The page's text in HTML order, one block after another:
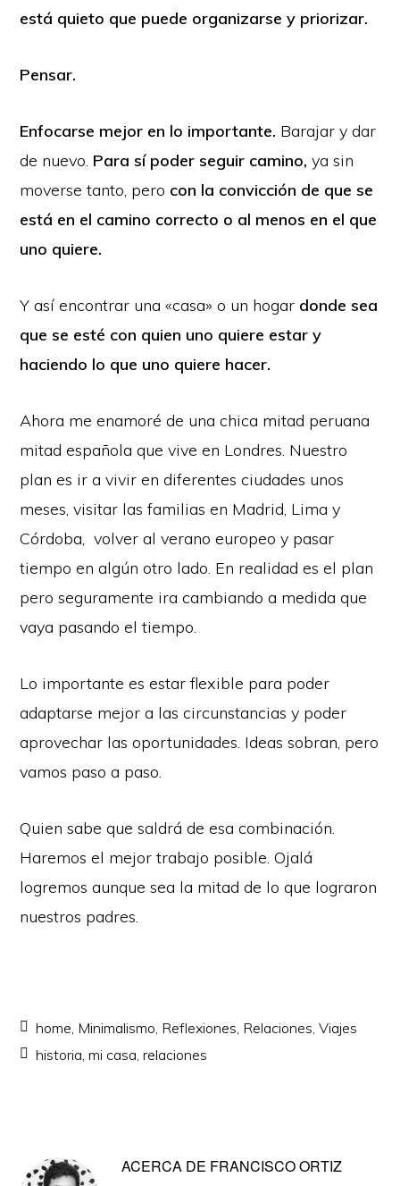
está quieto que puede organizarse y priorizar.
Pensar.
Enfocarse mejor en lo importante. Barajar y dar
de nuevo. Para sí poder seguir camino,ya sin
moverse tanto, pero con la convicción de que se
está en el camino correcto o al menos en el que
uno quiere.
Y así encontrar una «casa» o un hogar donde sea
que se esté con quien uno quiere estar y
haciendo lo que uno quiere hacer.
Ahora me enamoré de una chica mitad peruana
mitad española que vive en Londres. Nuestro
plan es ir a vivir en diferentes ciudades unos
meses, visitar las familias en Madrid, Lima y
Córdoba, volver al verano europeo y pasar
tiempo en algún otro lado. En realidad es el plan
pero seguramente ira cambiando a medida que
vaya pasando el tiempo.
Lo importante es estar flexible para poder
adaptarse mejor a las circunstancias y poder
aprovechar las oportunidades. Ideas sobran, pero
vamos paso a paso.
Quien sabe que saldrá de esa combinación.
Haremos el mejor trabajo posible. Ojalá
logremos aunque sea la mitad de lo que lograron
nuestros padres.
home Minimalismo Reflexiones Relaciones ,Viajes
historia ,mi casa ,relaciones
ACERCA DE FRANCISCO ORTIZ